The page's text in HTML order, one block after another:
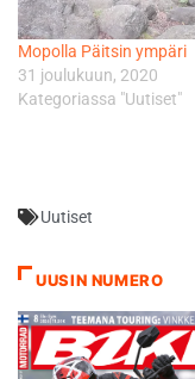
Mopolla Päitsin ympäri
31 joulukuun, 2020
Kategoriassa "Uutiset"
Uutiset
UUSIN NUMERO